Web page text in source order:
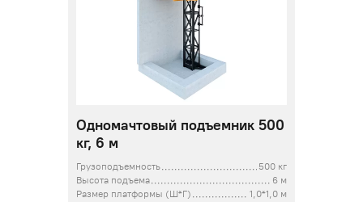
Одномачтовый подъемник 500
кг, 6 м
Грузоподъемность
500 кг
Высота подъема
6 м
Размер платформы (Ш*Г)
1,0*1,0 м